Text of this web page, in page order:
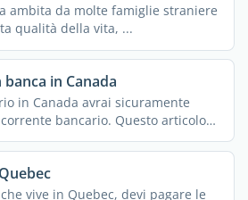
ambita da molte famiglie straniere
qualità della vita, ...
in Canada
in Canada avrai sicuramente
bancario. Questo articolo ti
vive in Quebec, devi pagare le